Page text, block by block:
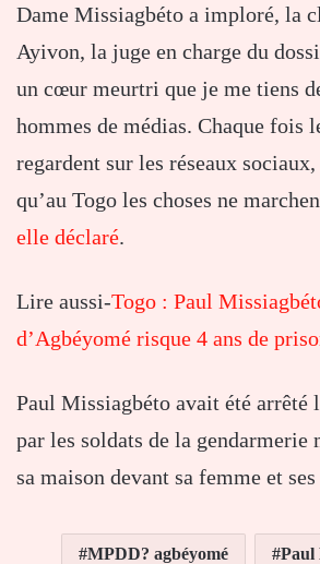
Dame Missiagbéto a imploré, la
Ayivon, la juge en charge du
un cœur meurtri que je me tiens
hommes de médias. Chaque fois
regardent sur les réseaux
qu’au Togo les choses ne
elle déclaré.
Lire aussi-Togo : Paul
d’Agbéyomé risque 4 ans de
Paul Missiagbéto avait été arrêté
par les soldats de la
sa maison devant sa femme et
MPDD? agbéyomé Paul